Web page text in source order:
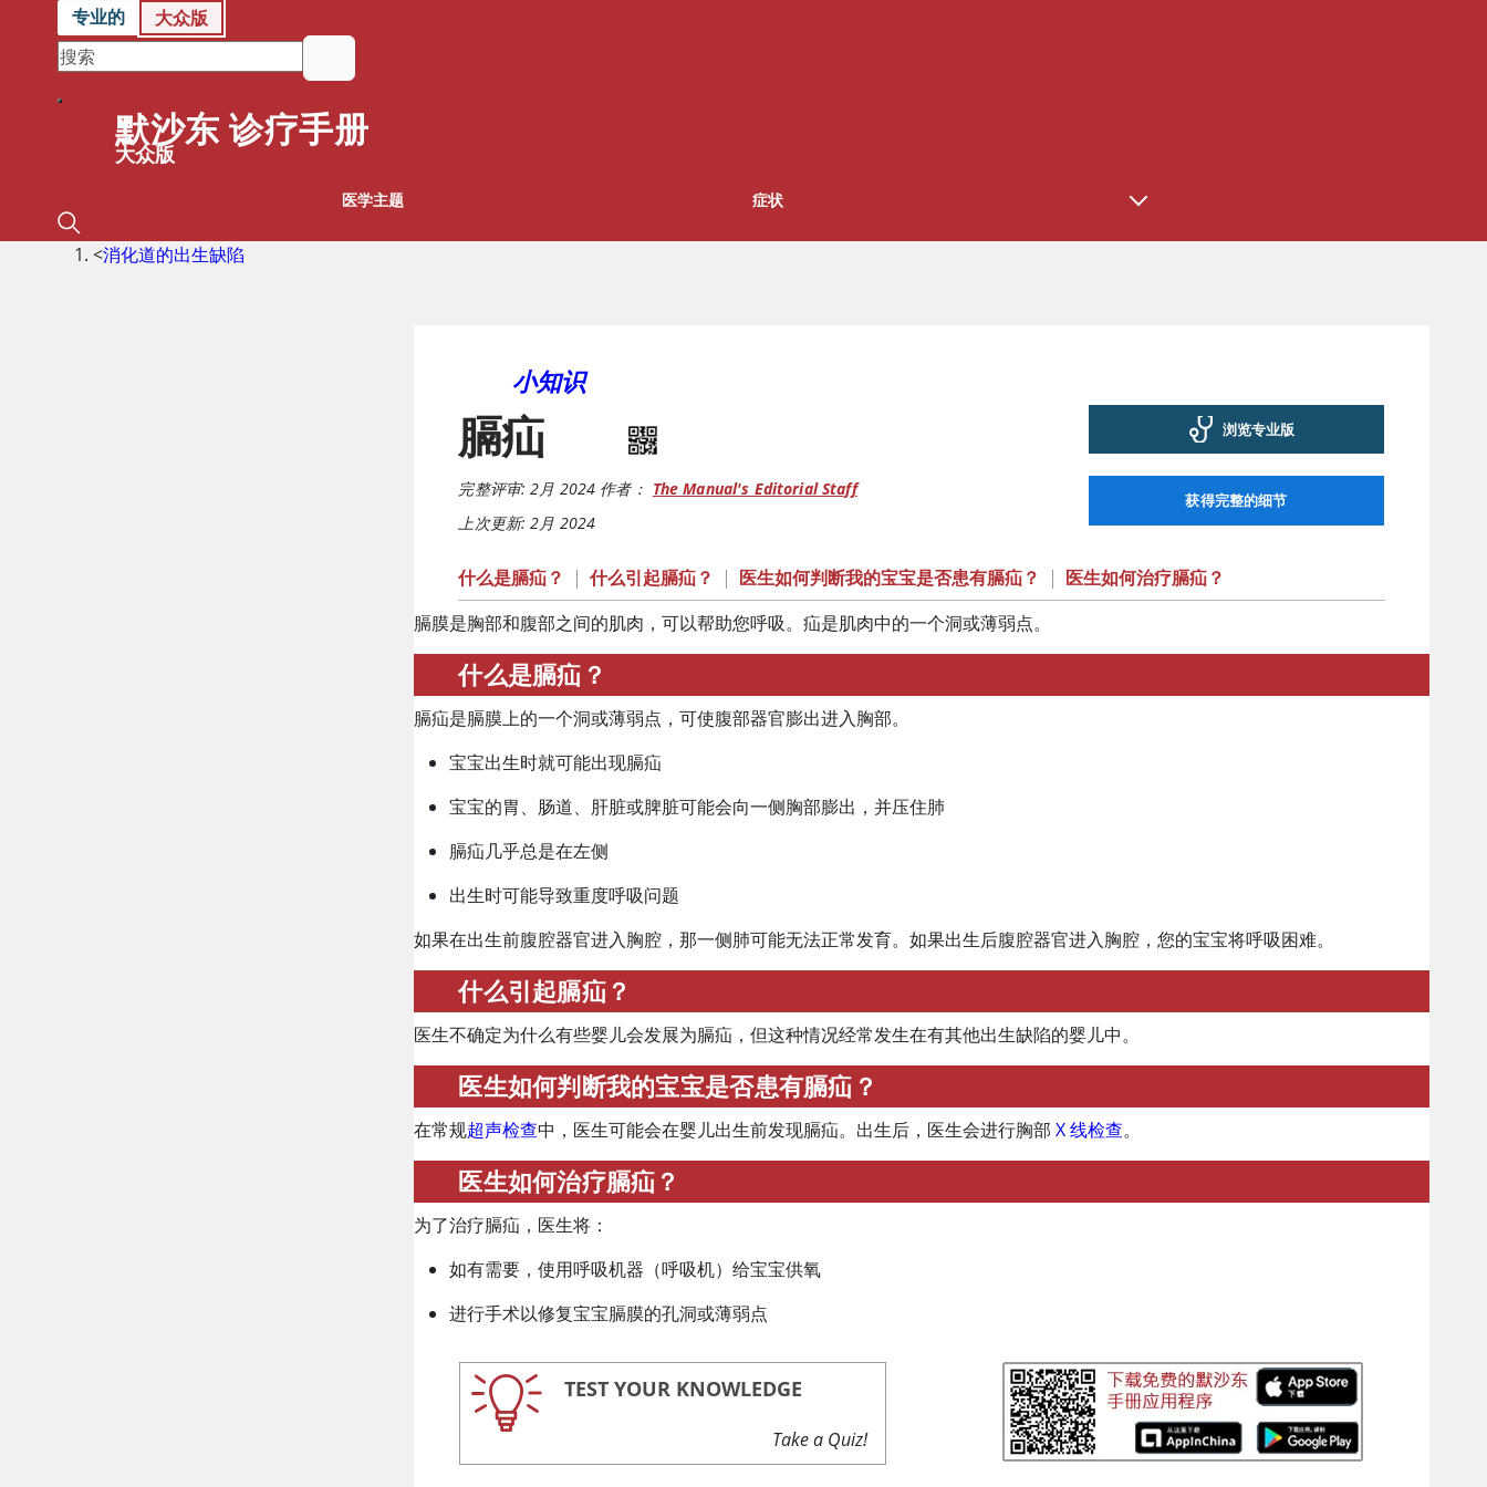
专业的 大众版
默沙东 诊疗手册
大众版
医学主题 症状
<消化道的出生缺陷
小知识
膈疝
完整评审: 2月 2024 作者： The Manual's Editorial Staff
上次更新: 2月 2024
浏览专业版
获得完整的细节
什么是膈疝？ | 什么引起膈疝？ | 医生如何判断我的宝宝是否患有膈疝？ | 医生如何治疗膈疝？
膈膜是胸部和腹部之间的肌肉，可以帮助您呼吸。疝是肌肉中的一个洞或薄弱点。
什么是膈疝？
膈疝是膈膜上的一个洞或薄弱点，可使腹部器官膨出进入胸部。
宝宝出生时就可能出现膈疝
宝宝的胃、肠道、肝脏或脾脏可能会向一侧胸部膨出，并压住肺
膈疝几乎总是在左侧
出生时可能导致重度呼吸问题
如果在出生前腹腔器官进入胸腔，那一侧肺可能无法正常发育。如果出生后腹腔器官进入胸腔，您的宝宝将呼吸困难。
什么引起膈疝？
医生不确定为什么有些婴儿会发展为膈疝，但这种情况经常发生在有其他出生缺陷的婴儿中。
医生如何判断我的宝宝是否患有膈疝？
在常规超声检查中，医生可能会在婴儿出生前发现膈疝。出生后，医生会进行胸部X 线检查。
医生如何治疗膈疝？
为了治疗膈疝，医生将：
如有需要，使用呼吸机器（呼吸机）给宝宝供氧
进行手术以修复宝宝膈膜的孔洞或薄弱点
TEST YOUR KNOWLEDGE
Take a Quiz!